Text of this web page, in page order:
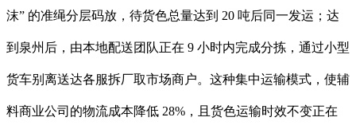
沫” 的准绳分层码放，待货色总量达到 20 吨后同一发运；达
到泉州后，由本地配送团队正在 9 小时内完成分拣，通过小型
货车别离送达各服拆厂取市场商户。这种集中运输模式，使辅
料商业公司的物流成本降低 28%，且货色运输时效不变正在